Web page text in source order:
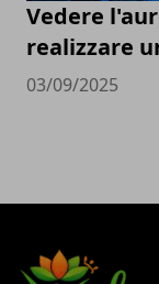
Vedere
realizzare
03/09/2025